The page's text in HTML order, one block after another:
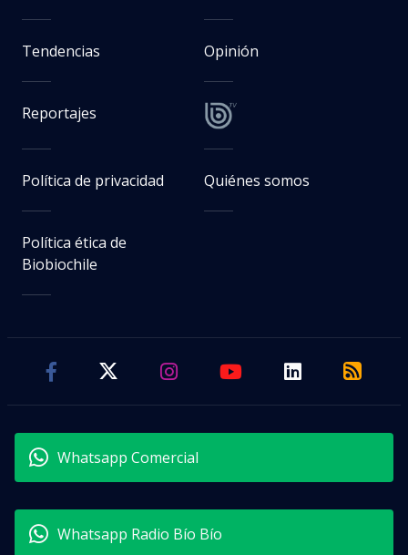
Tendencias Opinión
Reportajes
Política de privacidad Quiénes somos
Política ética de
Biobiochile
Whatsapp Comercial
Whatsapp Radio Bío Bío